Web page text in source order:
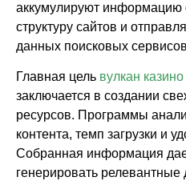
аккумулируют информацию
структуру сайтов и
данных поисковых
Главная цель вулкан
заключается в создании
ресурсов. Программы
контента, темп загрузки и
Собранная информация
генерировать